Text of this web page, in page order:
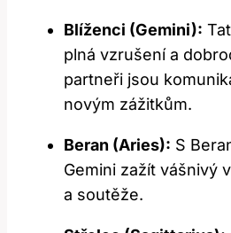
Blíženci (Gemini):
plná vzrušení a
partneři jsou
novým zážitkům.
Beran (Aries): S
Gemini zažít vášnivý
a soutěže.